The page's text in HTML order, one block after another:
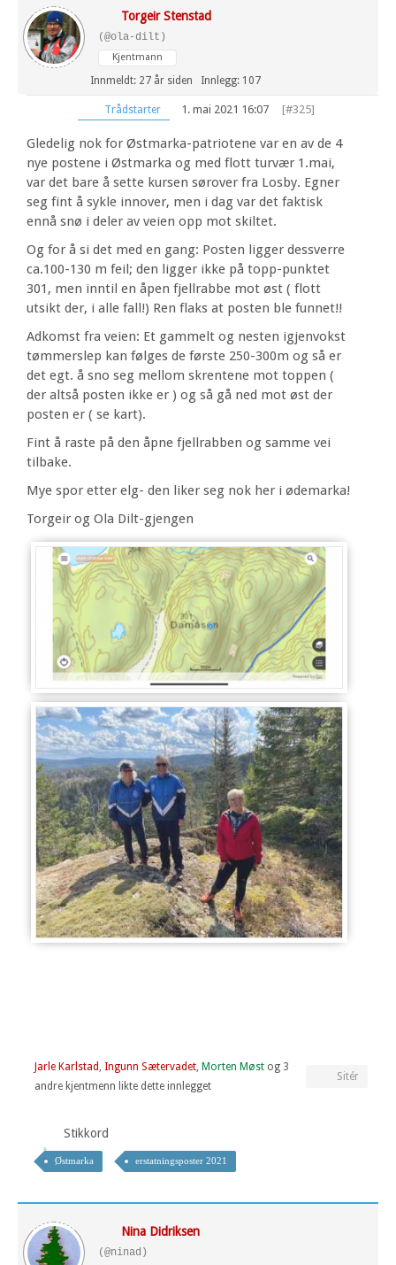
Torgeir Stenstad
(@ola-dilt)
Kjentmann
Innmeldt: 27 år siden Innlegg: 107
Trådstarter 1. mai 2021 16:07 [#325]
Gledelig nok for Østmarka-patriotene var en av de 4
nye postene i Østmarka og med flott turvær 1.mai,
var det bare å sette kursen sørover fra Losby. Egner
seg fint å sykle innover, men i dag var det faktisk
ennå snø i deler av veien opp mot skiltet.
Og for å si det med en gang: Posten ligger dessverre
ca.100-130 m feil; den ligger ikke på topp-punktet
301, men inntil en åpen fjellrabbe mot øst ( flott
utsikt der, i alle fall!) Ren flaks at posten ble funnet!!
Adkomst fra veien: Et gammelt og nesten igjenvokst
tømmerslep kan følges de første 250-300m og så er
det egt. å sno seg mellom skrentene mot toppen (
der altså posten ikke er ) og så gå ned mot øst der
posten er ( se kart).
Fint å raste på den åpne fjellrabben og samme vei
tilbake.
Mye spor etter elg- den liker seg nok her i ødemarka!
Torgeir og Ola Dilt-gjengen
Jarle Karlstad Ingunn Sætervadet Morten Møst og 3
andre kjentmenn likte dette innlegget
Sitér
Stikkord
Østmarka erstatningsposter 2021
Nina Didriksen
(@ninad)